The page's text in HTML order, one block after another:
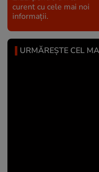
curent cu cele mai noi
informații.
URMĂREȘTE CEL